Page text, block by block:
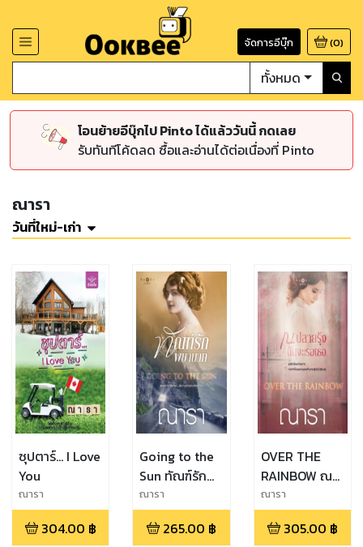
จัดการอีบุ๊ก (0)
ทั้งหมด
โอนย้ายอีบุ๊กไป Pinto ได้แล้ววันนี้ กดเลย
รับทันทีโค้ดลด ซื้อและอ่านได้ต่อเนื่องที่ Pinto
ณารา
วันที่ใหม่-เก่า
ซุปตาร์... I Love
You
ณารา
304.00 ฿
Going to the
Sun ทัณฑ์รัก
พยาบาท
ณารา
265.00 ฿
OVER THE
RAINBOW ณ
ปลายรุ้งฉันจะ
รักเธอ
ณารา
305.00 ฿